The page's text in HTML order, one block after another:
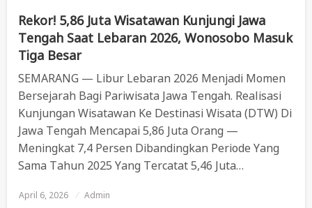
Rekor! 5,86 Juta Wisatawan Kunjungi Jawa
Tengah Saat Lebaran 2026, Wonosobo Masuk
Tiga Besar
SEMARANG — Libur Lebaran 2026 Menjadi Momen
Bersejarah Bagi Pariwisata Jawa Tengah. Realisasi
Kunjungan Wisatawan Ke Destinasi Wisata (DTW) Di
Jawa Tengah Mencapai 5,86 Juta Orang —
Meningkat 7,4 Persen Dibandingkan Periode Yang
Sama Tahun 2025 Yang Tercatat 5,46 Juta…
Posted
On
April 6, 2026 Admin